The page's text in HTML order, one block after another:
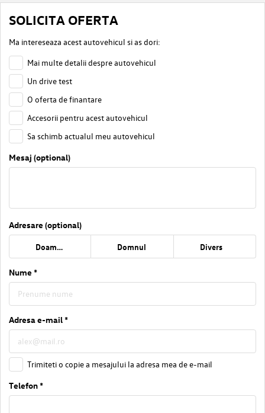
SOLICITA OFERTA
Ma intereseaza acest autovehicul si as dori:
Mai multe detalii despre autovehicul
Un drive test
O oferta de finantare
Accesorii pentru acest autovehicul
Sa schimb actualul meu autovehicul
Mesaj (optional)
Adresare (optional)
Doamna Domnul Divers
Nume *
Adresa e-mail *
Trimiteti o copie a mesajului la adresa mea de e-mail
Telefon *